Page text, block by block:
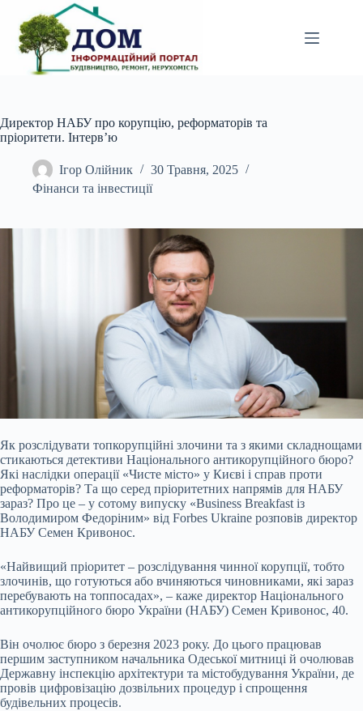
вмісту
Директор НАБУ про корупцію, реформаторів та
пріоритети. Інтервʼю
Ігор Олійник
30 Травня, 2025
Фінанси та інвестиції
Як розслідувати топкорупційні злочини та з якими складнощами
стикаються детективи Національного антикорупційного бюро?
Які наслідки операції «Чисте місто» у Києві і справ проти
реформаторів? Та що серед пріоритетних напрямів для НАБУ
зараз? Про це – у сотому випуску «Business Breakfast із
Володимиром Федоріним» від Forbes Ukraine розповів директор
НАБУ Семен Кривонос.
«Найвищий пріоритет – розслідування чинної корупції, тобто
злочинів, що готуються або вчиняються чиновниками, які зараз
перебувають на топпосадах», – каже директор Національного
антикорупційного бюро України (НАБУ) Семен Кривонос, 40.
Він очолює бюро з березня 2023 року. До цього працював
першим заступником начальника Одеської митниці й очолював
Державну інспекцію архітектури та містобудування України, де
провів цифровізацію дозвільних процедур і спрощення
будівельних процесів.